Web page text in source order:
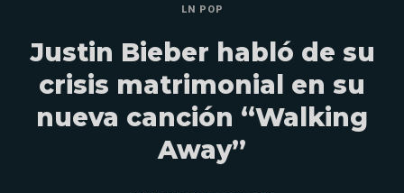
LN POP
Justin Bieber habló de su
crisis matrimonial en su
nueva canción “Walking
Away”